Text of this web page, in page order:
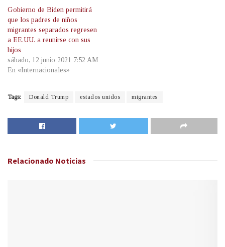
Gobierno de Biden permitirá
que los padres de niños
migrantes separados regresen
a EE.UU. a reunirse con sus
hijos
sábado, 12 junio 2021 7:52 AM
En «Internacionales»
Tags: Donald Trump estados unidos migrantes
Relacionado Noticias